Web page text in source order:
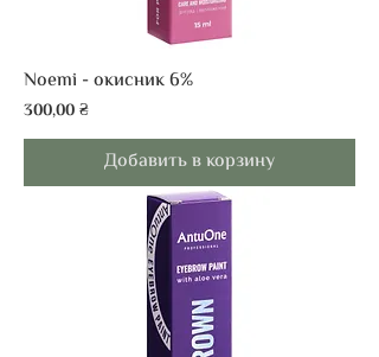
Noemi - окисник 6%
Цена
300,00 ₴
Добавить в корзину